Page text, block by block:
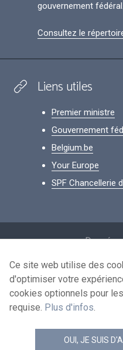
gouvernement fédéral.
Consultez le
Liens utiles
Premier ministre
Gouvernement
Belgium.be
Your Europe
SPF Chancellerie
Ce site web utilise des
d'optimiser votre
cookies optionnels pour
requise. Plus d'infos.
OUI, JE SUIS